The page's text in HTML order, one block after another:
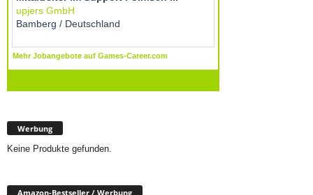
Werbung
Keine Produkte gefunden.
Amazon-Bestseller / Werbung